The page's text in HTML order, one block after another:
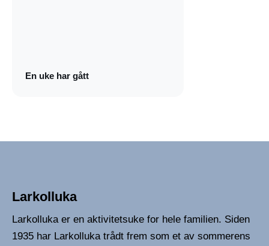
En uke har gått
Larkolluka
Larkolluka er en aktivitetsuke for hele familien. Siden
1935 har Larkolluka trådt frem som et av sommerens